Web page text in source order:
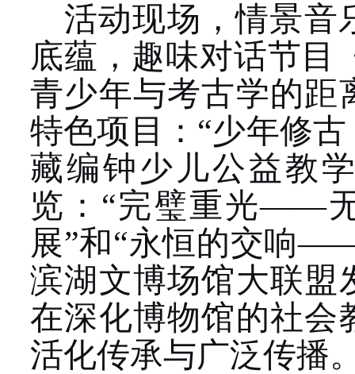
活动现场，情景音
底蕴，趣味对话节目
青少年与考古学的距
特色项目：“少年修
藏编钟少儿公益教
览：“完璧重光——
展”和“永恒的交响
滨湖文博场馆大联盟
在深化博物馆的社会
活化传承与广泛传播